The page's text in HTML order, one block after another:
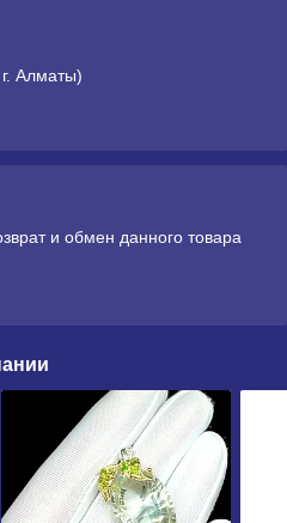
Алматы)
и обмен данного товара